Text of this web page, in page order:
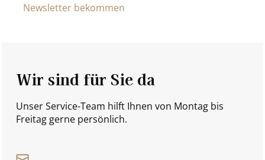
Newsletter bekommen
Wir sind für Sie da
Unser Service-Team hilft Ihnen von Montag bis
Freitag gerne persönlich.